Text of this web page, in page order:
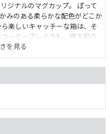
ジナルのマグカップ。 ぽって
みのある柔らかな配色がどこか
楽しいキャッチーな箱は、そ
ーヒーブレイクも、寝る前の
っこりと癒される時間を生み出